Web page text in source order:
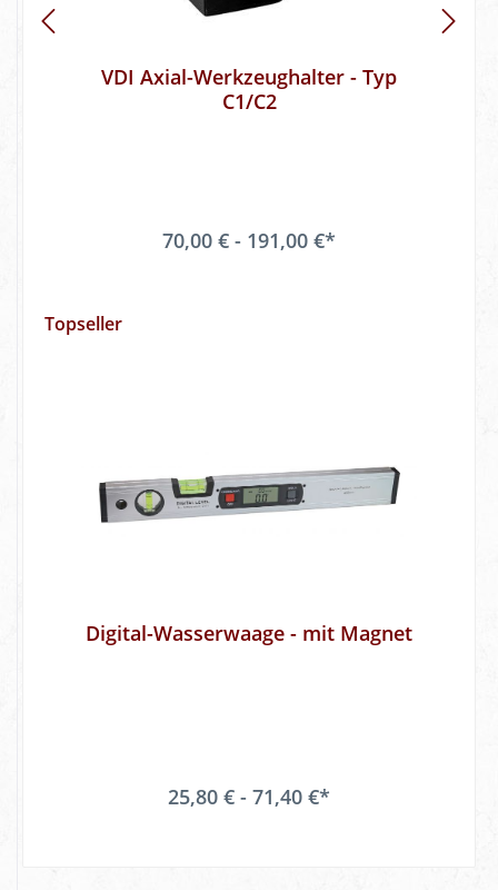
VDI Axial-Werkzeughalter - Typ
C1/C2
70,00 € - 191,00 €*
Topseller
Digital-Wasserwaage - mit Magnet
25,80 € - 71,40 €*